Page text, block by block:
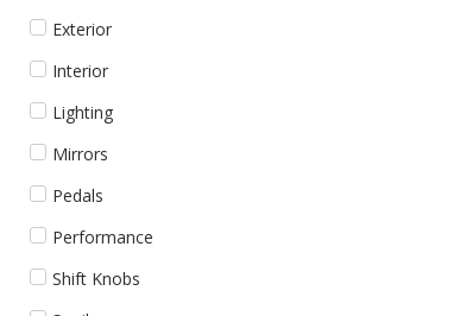
Exterior
Interior
Lighting
Mirrors
Pedals
Performance
Shift Knobs